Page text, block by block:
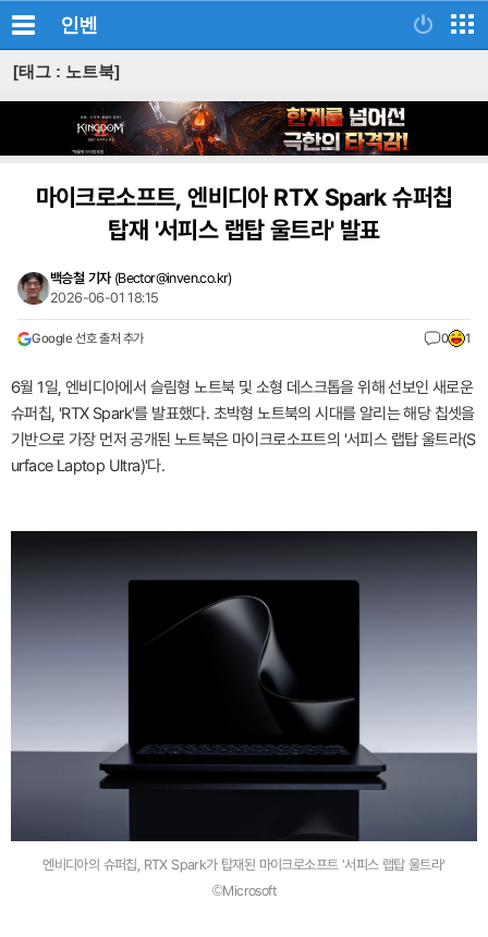
인벤
[태그 : 노트북]
마이크로소프트, 엔비디아 RTX Spark 슈퍼칩
탑재 '서피스 랩탑 울트라' 발표
백승철 기자 (Bector@inven.co.kr)
2026-06-01 18:15
Google 선호 출처 추가 0 1
6월 1일, 엔비디아에서 슬림형 노트북 및 소형 데스크톱을 위해 선보인 새로운
슈퍼칩, 'RTX Spark'를 발표했다. 초박형 노트북의 시대를 알리는 해당 칩셋을
기반으로 가장 먼저 공개된 노트북은 마이크로소프트의 '서피스 랩탑 울트라(S
urface Laptop Ultra)'다.
엔비디아의 슈퍼칩, RTX Spark가 탑재된 마이크로소프트 '서피스 랩탑 울트라'
©Microsoft